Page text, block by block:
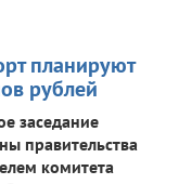
планируют
рублей
заседание
правительства
комитета